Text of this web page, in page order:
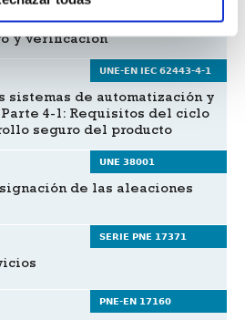
autopropulsadas.
y verificación
UNE-EN IEC 62443-4-1
sistemas de automatización y
4-1: Requisitos del ciclo
seguro del producto
UNE 38001
de las aleaciones
SERIE PNE 17371
PNE-EN 17160